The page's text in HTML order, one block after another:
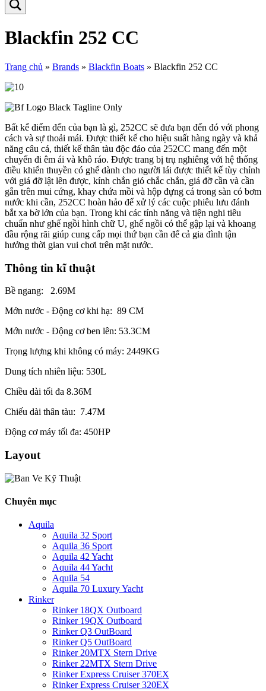
Blackfin 252 CC
Trang chủ » Brands » Blackfin Boats » Blackfin 252 CC
Bất kể điểm đến của bạn là gì, 252CC sẽ đưa bạn đến đó với phong
cách và sự thoải mái. Được thiết kế cho hiệu suất hàng ngày và khả
năng câu cá, thiết kế thân tàu độc đáo của 252CC mang đến một
chuyến đi êm ái và khô ráo. Được trang bị trụ nghiêng với hệ thống
điều khiển thuyền có ghế dành cho người lái được thiết kế tùy chỉnh
với giá đỡ lật lên được, kính chắn gió chắc chắn, giá đỡ cần và cần
gắn trên mui cứng, khay chứa mồi và hộp đựng cá trong sàn có bơm
nước khi cần, 252CC hoàn hảo để xử lý các cuộc phiêu lưu đánh
bắt xa bờ lớn của bạn. Trong khi các tính năng và tiện nghi tiêu
chuẩn như ghế ngồi hình chữ U, ghế ngồi có thể gập lại và khoang
đầu rộng rãi giúp cung cấp mọi thứ bạn cần để cả gia đình tận
hưởng thời gian vui chơi trên mặt nước.
Thông tin kĩ thuật
Bề ngang: 2.69M
Mớn nước - Động cơ khi hạ: 89 CM
Mớn nước - Động cơ ben lên: 53.3CM
Trọng lượng khi không có máy: 2449KG
Dung tích nhiên liệu: 530L
Chiều dài tối đa 8.36M
Chiếu dài thân tàu: 7.47M
Động cơ máy tối đa: 450HP
Layout
Chuyên mục
Aquila
Aquila 32 Sport
Aquila 36 Sport
Aquila 42 Yacht
Aquila 44 Yacht
Aquila 54
Aquila 70 Luxury Yacht
Rinker
Rinker 18QX Outboard
Rinker 19QX Outboard
Rinker Q3 OutBoard
Rinker Q5 OutBoard
Rinker 20MTX Stern Drive
Rinker 22MTX Stern Drive
Rinker Express Cruiser 370EX
Rinker Express Cruiser 320EX